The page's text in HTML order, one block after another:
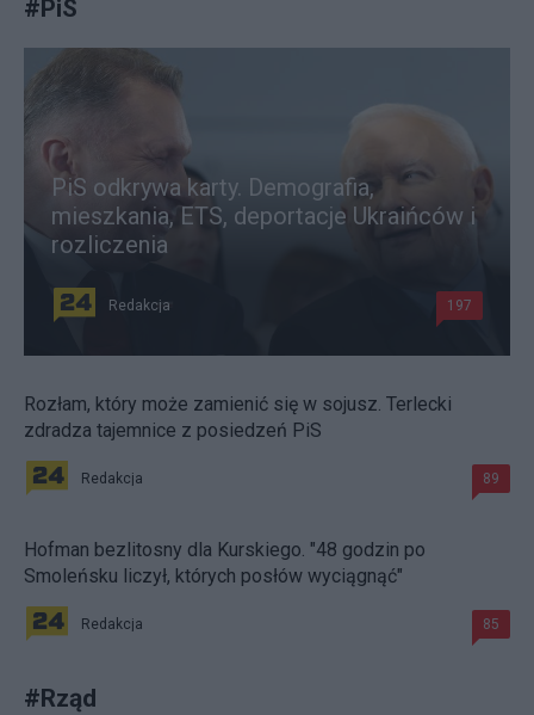
# PiS
PiS odkrywa karty. Demografia,
mieszkania, ETS, deportacje Ukraińców i
rozliczenia
Redakcja 197
Rozłam, który może zamienić się w sojusz. Terlecki
zdradza tajemnice z posiedzeń PiS
Redakcja 89
Hofman bezlitosny dla Kurskiego. "48 godzin po
Smoleńsku liczył, których posłów wyciągnąć"
Redakcja 85
#Rząd